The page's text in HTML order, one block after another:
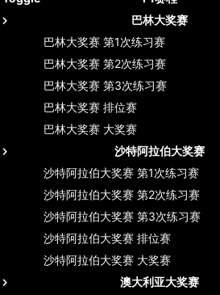
巴林大奖赛
巴林大奖赛 第1次练习赛
巴林大奖赛 第2次练习赛
巴林大奖赛 第3次练习赛
巴林大奖赛 排位赛
巴林大奖赛 大奖赛
沙特阿拉伯大奖赛
沙特阿拉伯大奖赛 第1次练习赛
沙特阿拉伯大奖赛 第2次练习赛
沙特阿拉伯大奖赛 第3次练习赛
沙特阿拉伯大奖赛 排位赛
沙特阿拉伯大奖赛 大奖赛
澳大利亚大奖赛